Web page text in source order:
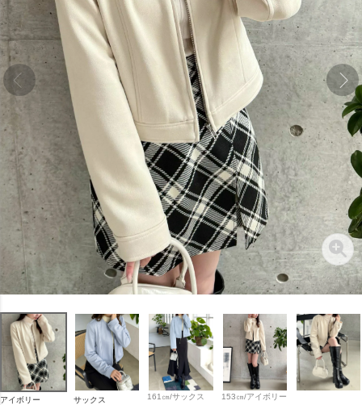
アイボリー サックス 161㎝/サックス 153㎝/アイボリー